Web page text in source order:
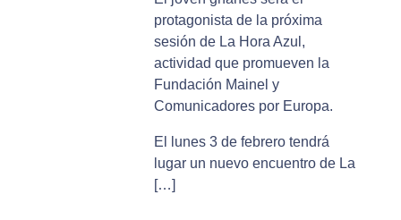
protagonista de la próxima
sesión de La Hora Azul,
actividad que promueven la
Fundación Mainel y
Comunicadores por Europa.
El lunes 3 de febrero tendrá
lugar un nuevo encuentro de La
[…]